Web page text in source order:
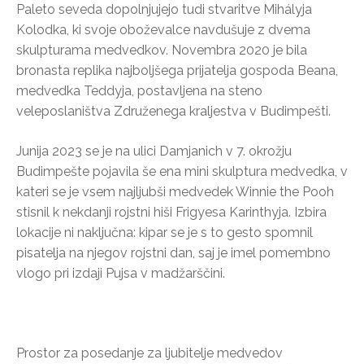
Paleto seveda dopolnjujejo tudi stvaritve Mihályja
Kolodka, ki svoje oboževalce navdušuje z dvema
skulpturama medvedkov. Novembra 2020 je bila
bronasta replika najboljšega prijatelja gospoda Beana,
medvedka Teddyja, postavljena na steno
veleposlaništva Združenega kraljestva v Budimpešti.
Junija 2023 se je na ulici Damjanich v 7. okrožju
Budimpešte pojavila še ena mini skulptura medvedka, v
kateri se je vsem najljubši medvedek Winnie the Pooh
stisnil k nekdanji rojstni hiši Frigyesa Karinthyja. Izbira
lokacije ni naključna: kipar se je s to gesto spomnil
pisatelja na njegov rojstni dan, saj je imel pomembno
vlogo pri izdaji Pujsa v madžarščini.
Prostor za posedanje za ljubitelje medvedov